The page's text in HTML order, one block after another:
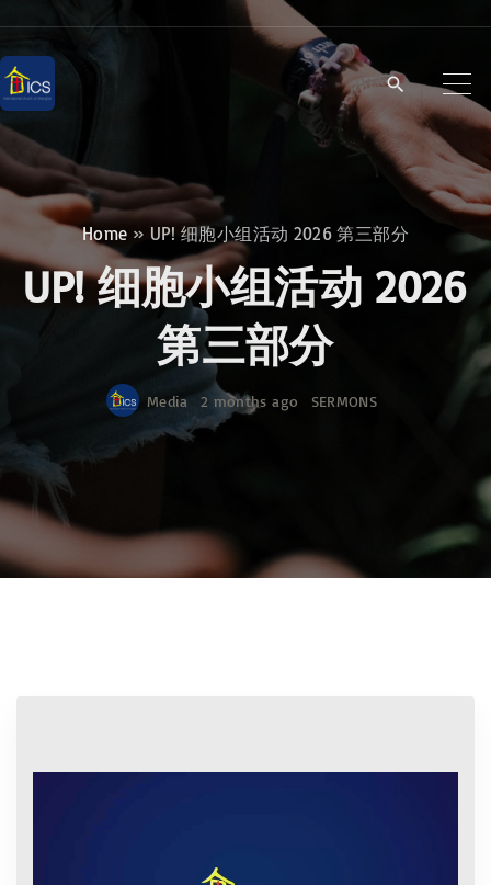
i
p
t
o
o
Home » UP! 细胞小组活动 2026 第三部分
UP! 细胞小组活动 2026
第三部分
Media 2 months ago SERMONS